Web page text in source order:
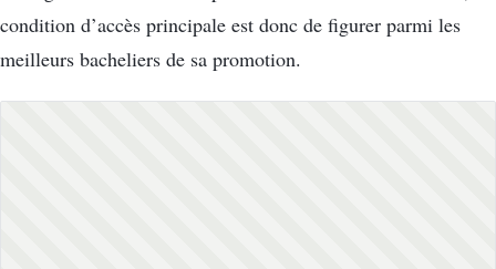
condition d’accès principale est donc de figurer parmi les
meilleurs bacheliers de sa promotion.